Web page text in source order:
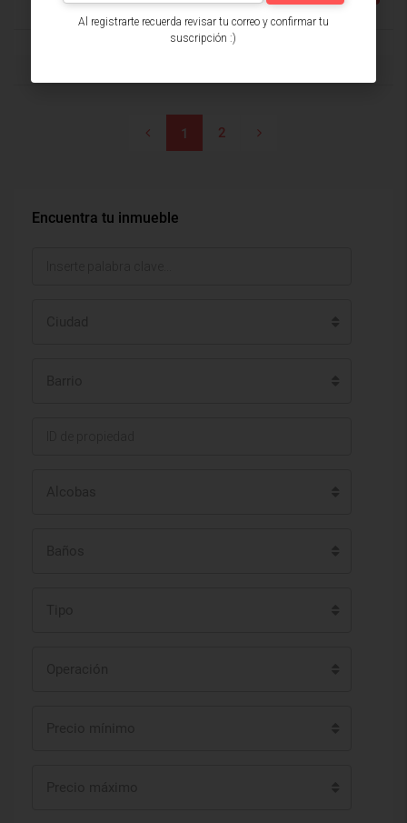
1 2
Encuentra tu inmueble
Al registrarte recuerda revisar tu correo y confirmar tu
suscripción :)